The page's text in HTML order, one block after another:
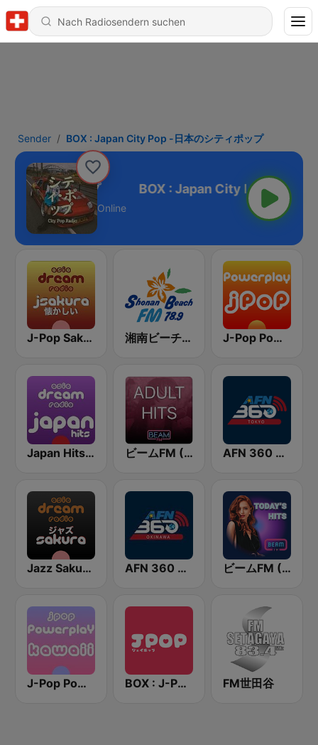
Sender BOX : Japan City Pop -日本のシティポップ
のシティポップ
Online
J-Pop Sakura 懐かしい 湘南ビーチFM (Shonan Beach FM) J-Pop Powerplay
Japan Hits - Asia DREAM Radio ビームFM (Beam FM) - Adult Hits AFN 360 Tokyo (Japan Only)
Jazz Sakura - asia DREAM radio AFN 360 Okinawa (Japan Only) ビームFM (Beam FM)
J-Pop Powerplay Kawaii BOX : J-POP Radio - ジェイポップ 無線 FM世田谷